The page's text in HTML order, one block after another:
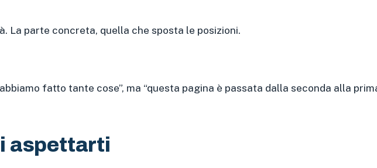
La parte concreta, quella che sposta le posizioni.
fatto tante cose”, ma “questa pagina è passata dalla seconda alla
aspettarti